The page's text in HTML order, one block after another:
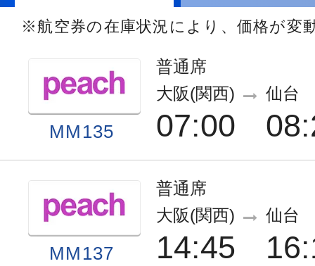
※航空券の在庫状況により、価格が変
MM135
普通席
大阪(関西)
07:00
仙台
MM137
普通席
大阪(関西)
14:45
仙台